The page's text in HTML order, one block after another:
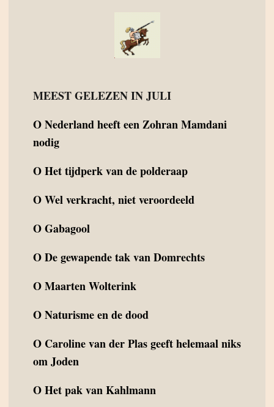
MEEST GELEZEN IN JULI
ONederland heeft een Zohran Mamdani
nodig
OHet tijdperk van de polderaap
OWel verkracht, niet veroordeeld
OGabagool
ODe gewapende tak van Domrechts
OMaarten Wolterink
ONaturisme en de dood
O Caroline van der Plas geeft helemaal niks
om Joden
OHet pak van Kahlmann